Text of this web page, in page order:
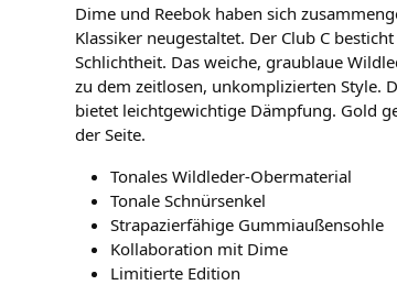
Dime und Reebok haben sich
Klassiker neugestaltet. Der Club C
Schlichtheit. Das weiche, graublaue
zu dem zeitlosen, unkomplizierten Style.
bietet leichtgewichtige Dämpfung. Gold
der Seite.
Tonales Wildleder-Obermaterial
Tonale Schnürsenkel
Strapazierfähige Gummiaußensohle
Kollaboration mit Dime
Limitierte Edition